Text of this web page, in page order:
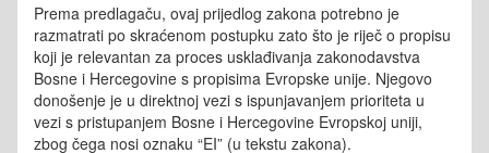
Prema predlagaču, ovaj prijedlog zakona potrebno je
razmatrati po skraćenom postupku zato što je riječ o propisu
koji je relevantan za proces usklađivanja zakonodavstva
Bosne i Hercegovine s propisima Evropske unije. Njegovo
donošenje je u direktnoj vezi s ispunjavanjem prioriteta u
vezi s pristupanjem Bosne i Hercegovine Evropskoj uniji,
zbog čega nosi oznaku “EI” (u tekstu zakona).